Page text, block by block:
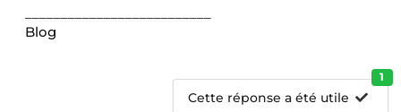
Blog
Cette réponse a été utile
1